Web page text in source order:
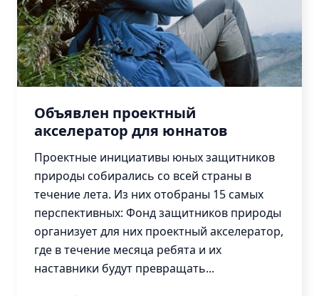
Объявлен проектный
акселератор для юннатов
Проектные инициативы юных защитников
природы собирались со всей страны в
течение лета. Из них отобраны 15 самых
перспективных: Фонд защитников природы
организует для них проектный акселератор,
где в течение месяца ребята и их
наставники будут превращать...